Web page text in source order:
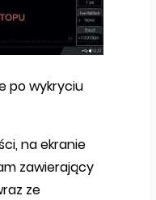
po wykryciu
na ekranie
zawierający
ze